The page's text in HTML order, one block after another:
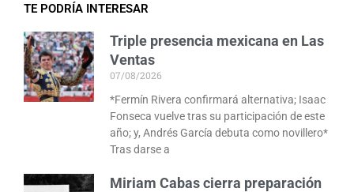
TE PODRÍA INTERESAR
Triple presencia mexicana en Las
Ventas
07/08/2026
*Fermín Rivera confirmará alternativa; Isaac
Fonseca vuelve tras su participación de este
año; y, Andrés García debuta como novillero*
Tras darse a
Miriam Cabas cierra preparación